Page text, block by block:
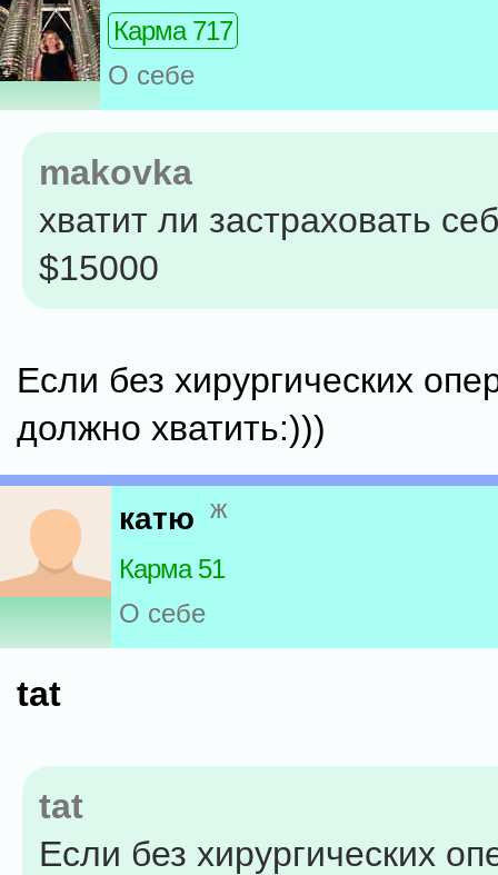
Карма 717
О себе
makovka
хватит ли застраховать
$15000
Если без хирургических
должно хватить:)))
катю ж
Карма 51
О себе
tat
tat
Если без хирургических